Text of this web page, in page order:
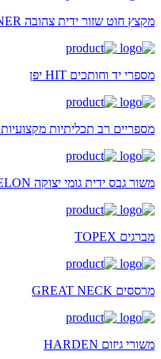
מקצץ חוט שזור ידית צהובה WIZNER
מספרי יד וחותכים HIT יפן
מספריים רב תכליתיות מקצועיות KOMELON
משור גבס ידית גומי יצוקה KOMELON
מברגים TOPEX
מרססים GREAT NECK
משורי גיזום HARDEN